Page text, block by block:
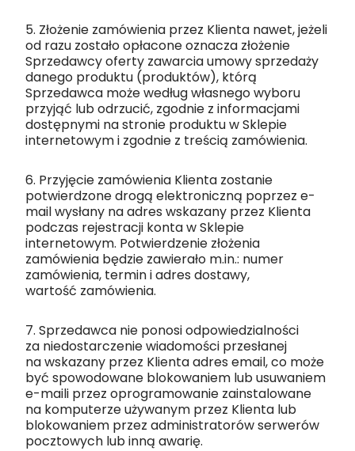
5. Złożenie zamówienia przez Klienta nawet, jeżeli
od razu zostało opłacone oznacza złożenie
Sprzedawcy oferty zawarcia umowy sprzedaży
danego produktu (produktów), którą
Sprzedawca może według własnego wyboru
przyjąć lub odrzucić, zgodnie z informacjami
dostępnymi na stronie produktu w Sklepie
internetowym i zgodnie z treścią zamówienia.
6. Przyjęcie zamówienia Klienta zostanie
potwierdzone drogą elektroniczną poprzez e-
mail wysłany na adres wskazany przez Klienta
podczas rejestracji konta w Sklepie
internetowym. Potwierdzenie złożenia
zamówienia będzie zawierało m.in.: numer
zamówienia, termin i adres dostawy,
wartość zamówienia.
7. Sprzedawca nie ponosi odpowiedzialności
za niedostarczenie wiadomości przesłanej
na wskazany przez Klienta adres email, co może
być spowodowane blokowaniem lub usuwaniem
e-maili przez oprogramowanie zainstalowane
na komputerze używanym przez Klienta lub
blokowaniem przez administratorów serwerów
pocztowych lub inną awarię.